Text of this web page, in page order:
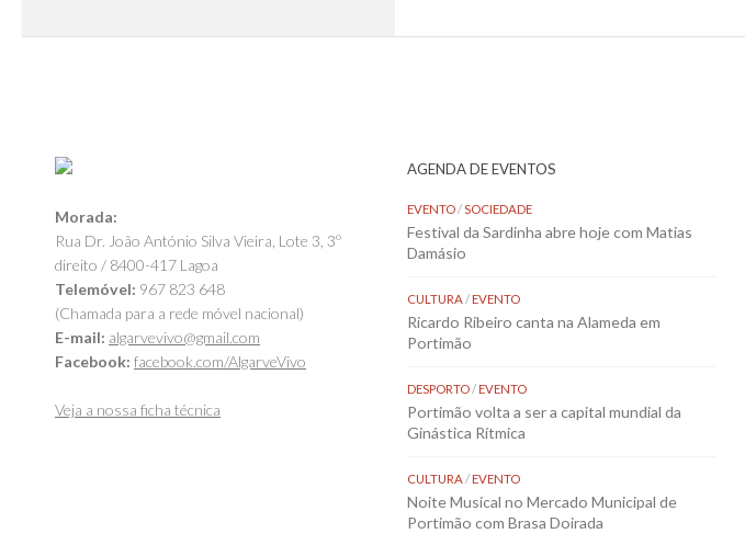
Morada:
Rua Dr. João António Silva Vieira, Lote 3, 3º
direito / 8400-417 Lagoa
Telemóvel: 967 823 648
(Chamada para a rede móvel nacional)
E-mail: algarvevivo@gmail.com
Facebook: facebook.com/AlgarveVivo
Veja a nossa ficha técnica
AGENDA DE EVENTOS
EVENTO/SOCIEDADE
Festival da Sardinha abre hoje com Matias
Damásio
CULTURA/EVENTO
Ricardo Ribeiro canta na Alameda em
Portimão
DESPORTO/EVENTO
Portimão volta a ser a capital mundial da
Ginástica Rítmica
CULTURA/EVENTO
Noite Musical no Mercado Municipal de
Portimão com Brasa Doirada